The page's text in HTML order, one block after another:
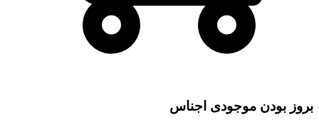
بروز بودن موجودی اجناس